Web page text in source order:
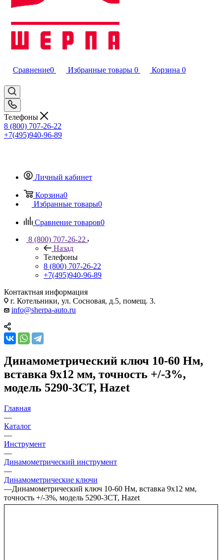
Сравнение0 Избранные товары 0 Корзина 0
Телефоны
8 (800) 707-26-22
+7(495)940-96-89
Личный кабинет
Корзина0
Избранные товары0
Сравнение товаров0
8 (800) 707-26-22
Назад
Телефоны
8 (800) 707-26-22
+7(495)940-96-89
Контактная информация
г. Котельники, ул. Сосновая, д.5, помещ. 3.
info@sherpa-auto.ru
Динамометрический ключ 10-60 Нм,
вставка 9х12 мм, точность +/-3%,
модель 5290-3CT, Hazet
Главная
—
Каталог
—
Инструмент
—
Динамометрический инструмент
—
Динамометрические ключи
—Динамометрический ключ 10-60 Нм, вставка 9х12 мм,
точность +/-3%, модель 5290-3CT, Hazet